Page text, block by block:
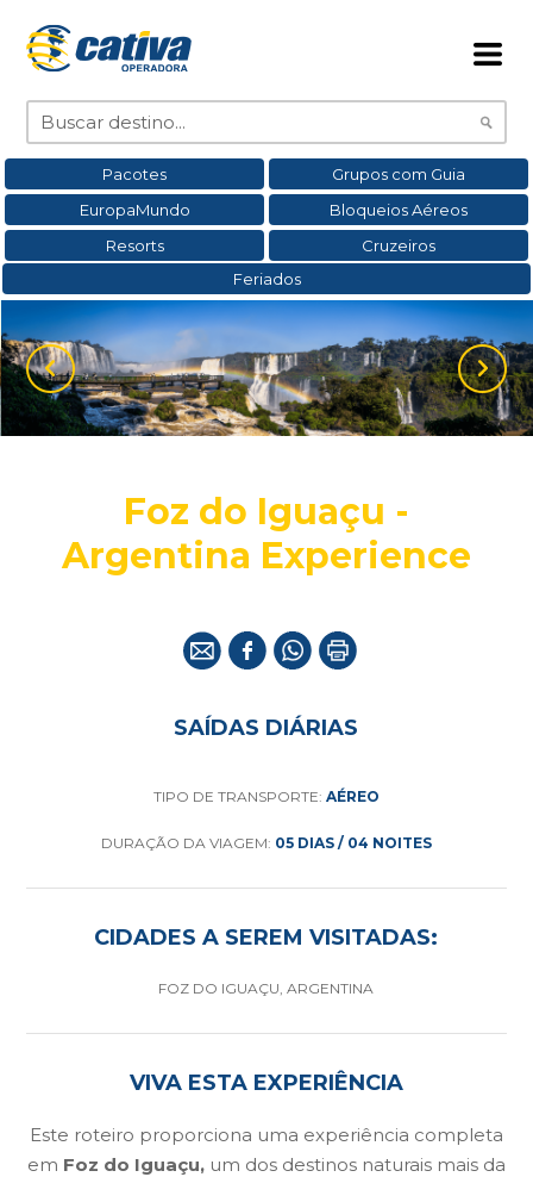
Pacotes
Grupos com Guia
EuropaMundo
Bloqueios Aéreos
Resorts
Cruzeiros
Feriados
Foz do Iguaçu -
Argentina Experience
SAÍDAS DIÁRIAS
TIPO DE TRANSPORTE: AÉREO
DURAÇÃO DA VIAGEM: 05 DIAS / 04 NOITES
CIDADES A SEREM VISITADAS:
FOZ DO IGUAÇU, ARGENTINA
VIVA ESTA EXPERIÊNCIA
Este roteiro proporciona uma experiência completa
em Foz do Iguaçu, um dos destinos naturais mais da